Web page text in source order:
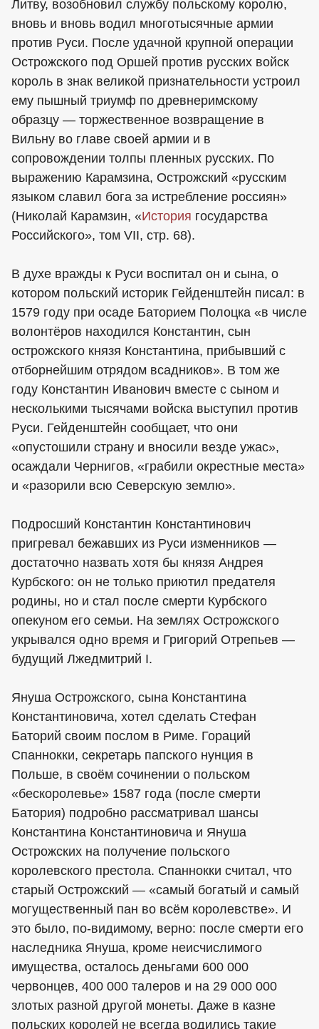
Литву, возобновил службу польскому королю,
вновь и вновь водил многотысячные армии
против Руси. После удачной крупной операции
Острожского под Оршей против русских войск
король в знак великой признательности устроил
ему пышный триумф по древнеримскому
образцу — торжественное возвращение в
Вильну во главе своей армии и в
сопровождении толпы пленных русских. По
выражению Карамзина, Острожский «русским
языком славил бога за истребление россиян»
(Николай Карамзин, «История государства
Российского», том VII, стр. 68).
В духе вражды к Руси воспитал он и сына, о
котором польский историк Гейденштейн писал: в
1579 году при осаде Баторием Полоцка «в числе
волонтёров находился Константин, сын
острожского князя Константина, прибывший с
отборнейшим отрядом всадников». В том же
году Константин Иванович вместе с сыном и
несколькими тысячами войска выступил против
Руси. Гейденштейн сообщает, что они
«опустошили страну и вносили везде ужас»,
осаждали Чернигов, «грабили окрестные места»
и «разорили всю Северскую землю».
Подросший Константин Константинович
пригревал бежавших из Руси изменников —
достаточно назвать хотя бы князя Андрея
Курбского: он не только приютил предателя
родины, но и стал после смерти Курбского
опекуном его семьи. На землях Острожского
укрывался одно время и Григорий Отрепьев —
будущий Лжедмитрий I.
Януша Острожского, сына Константина
Константиновича, хотел сделать Стефан
Баторий своим послом в Риме. Гораций
Спаннокки, секретарь папского нунция в
Польше, в своём сочинении о польском
«бескоролевье» 1587 года (после смерти
Батория) подробно рассматривал шансы
Константина Константиновича и Януша
Острожских на получение польского
королевского престола. Спаннокки считал, что
старый Острожский — «самый богатый и самый
могущественный пан во всём королевстве». И
это было, по-видимому, верно: после смерти его
наследника Януша, кроме неисчислимого
имущества, осталось деньгами 600 000
червонцев, 400 000 талеров и на 29 000 000
злотых разной другой монеты. Даже в казне
польских королей не всегда водились такие